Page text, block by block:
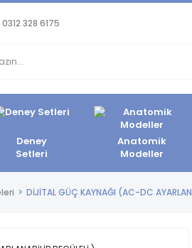
0312 328 6175
Deney
Setleri
Anatomik
Modeller
DİJİTAL GÜÇ KAYNAĞI (AC-DC